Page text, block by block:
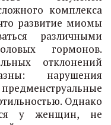
комплекса
развитие миомы
различными
гормонов.
отклонений
нарушения
Однако
у женщин, не